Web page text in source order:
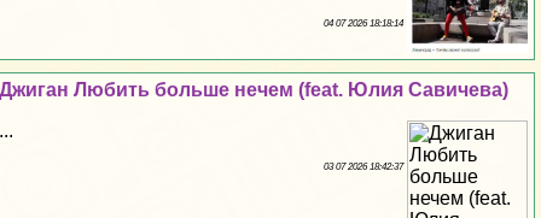
04 07 2026 18:18:14
Джиган Любить больше нечем (feat. Юлия Савичева)
...
03 07 2026 18:42:37